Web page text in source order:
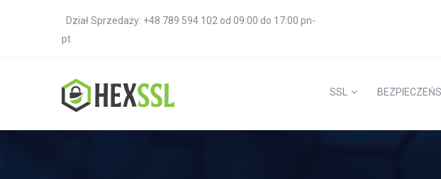
Dział Sprzedaży: +48 789 594 102 od 09:00 do 17:00 pn-
pt
SSL